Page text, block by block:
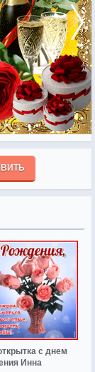
с днем
Инна